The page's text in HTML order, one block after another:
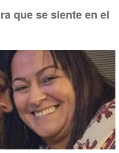
que se siente en el